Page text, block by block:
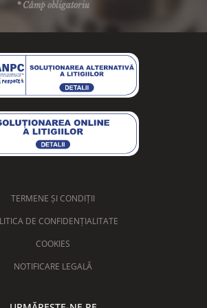
* Câmp obligatoriu
TERMENE ȘI CONDIȚII
DE CONFIDENȚIALITATE
COOKIES
NOTIFICARE LEGALĂ